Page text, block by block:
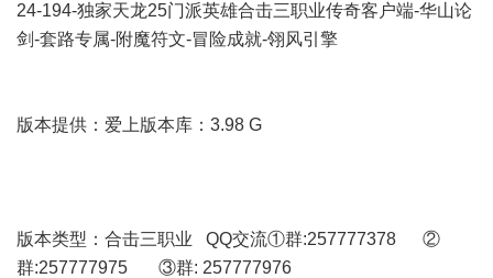
24-194-独家天龙25门派英雄合击三职业传奇客户端-华山论
剑-套路专属-附魔符文-冒险成就-翎风引擎
版本提供：爱上版本库：3.98 G
版本类型：合击三职业 QQ交流①群:257777378 ②
群:257777975 ③群: 257777976